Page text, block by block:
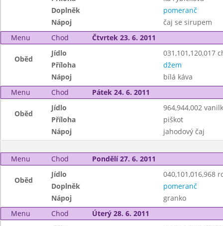
Doplněk
pomeranč
Nápoj
čaj se sirupem
Menu
Chod Čtvrtek 23. 6. 2011
Oběd
Jídlo
031,101,120,017
Příloha
džem
Nápoj
bílá káva
Menu
Chod Pátek 24. 6. 2011
Oběd
Jídlo
964,944,002
Příloha
piškot
Nápoj
jahodový čaj
Menu Chod Pondělí 27. 6. 2011
Oběd
Jídlo
040,101,016,968
Doplněk
pomeranč
Nápoj
granko
Menu
Chod Úterý 28. 6. 2011